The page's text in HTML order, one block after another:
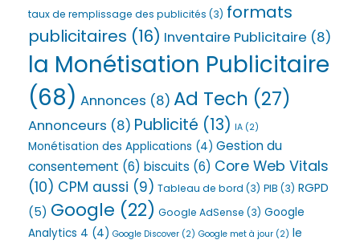
taux de remplissage des publicités (3) formats
publicitaires (16) Inventaire Publicitaire (8)
la Monétisation Publicitaire
(68) Annonces (8) Ad Tech (27)
Annonceurs (8) Publicité (13) IA (2)
Monétisation des Applications (4) Gestion du
consentement (6) biscuits (6) Core Web Vitals
(10) CPM aussi (9) Tableau de bord (3) PIB (3) RGPD
(5) Google (22) Google AdSense (3) Google
Analytics 4 (4) Google Discover (2) Google met à jour (2) le